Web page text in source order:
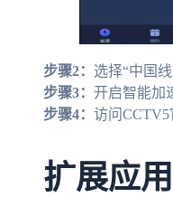
步骤2： 选择“中国
步骤3： 开启智能加
步骤4： 访问CCTV5
扩展应